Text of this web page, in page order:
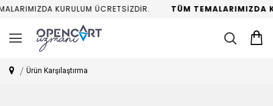
KURULUM ÜCRETSİZDİR. TÜM TEMALARIMIZDA
Ürün Karşılaştırma